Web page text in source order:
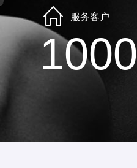
服务客户
1000